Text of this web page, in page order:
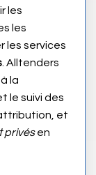
les
les
les services
. Alltenders
la
le suivi des
et
privésen